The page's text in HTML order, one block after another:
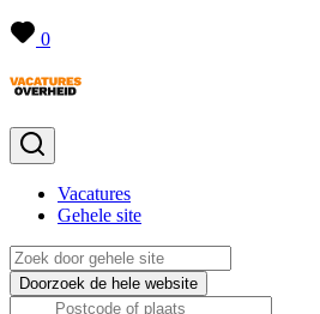
0
Vacatures
Gehele site